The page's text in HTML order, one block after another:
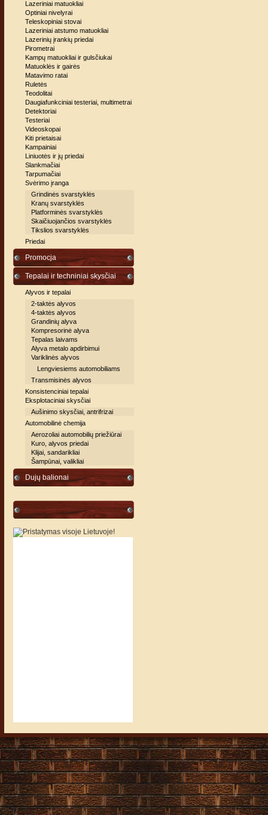
Lazeriniai matuokliai
Optiniai nivelyrai
Teleskopiniai stovai
Lazeriniai atstumo matuokliai
Lazerinių įrankių priedai
Pirometrai
Kampų matuokliai ir gulsčiukai
Matuoklės ir gairės
Matavimo ratai
Ruletės
Teodolitai
Daugiafunkciniai testeriai, multimetrai
Detektoriai
Testeriai
Videoskopai
Kiti prietaisai
Kampainiai
Liniuotės ir jų priedai
Slankmačiai
Tarpumačiai
Svėrimo įranga
Grindinės svarstyklės
Kranų svarstyklės
Platforminės svarstyklės
Skaičiuojančios svarstyklės
Tikslios svarstyklės
Priedai
Promocja
Tepalai ir techniniai skysčiai
Alyvos ir tepalai
2-taktės alyvos
4-taktės alyvos
Grandinių alyva
Kompresorinė alyva
Tepalas laivams
Alyva metalo apdirbimui
Variklinės alyvos
Lengviesiems automobiliams
Transmisinės alyvos
Konsistenciniai tepalai
Eksplotaciniai skysčiai
Aušinimo skysčiai, antrifrizai
Automobilinė chemija
Aerozoliai automobilių priežiūrai
Kuro, alyvos priedai
Klijai, sandarikliai
Šampūnai, valikliai
Dujų balionai